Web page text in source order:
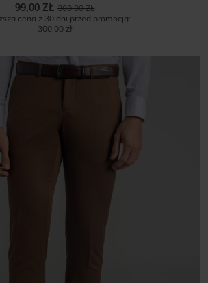
300,00 ZŁ
99,00 ZŁ
cena z 30 dni przed promocją:
300,00 zł